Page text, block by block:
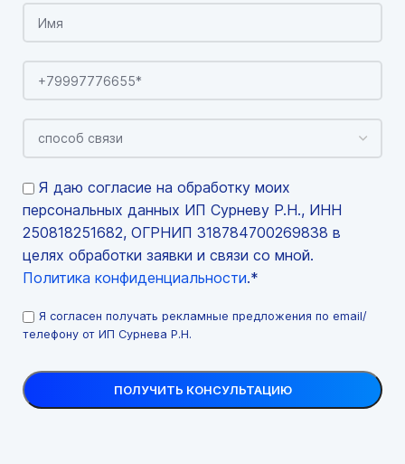
Я даю согласие на обработку моих
персональных данных ИП Сурневу Р.Н., ИНН
250818251682, ОГРНИП 318784700269838 в
целях обработки заявки и связи со мной.
Политика конфиденциальности.*
Я согласен получать рекламные предложения по email/
телефону от ИП Сурнева Р.Н.